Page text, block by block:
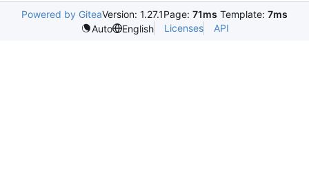
Powered by GiteaVersion: 1.27.1Page: 71ms Template: 7ms
Auto
English Licenses API